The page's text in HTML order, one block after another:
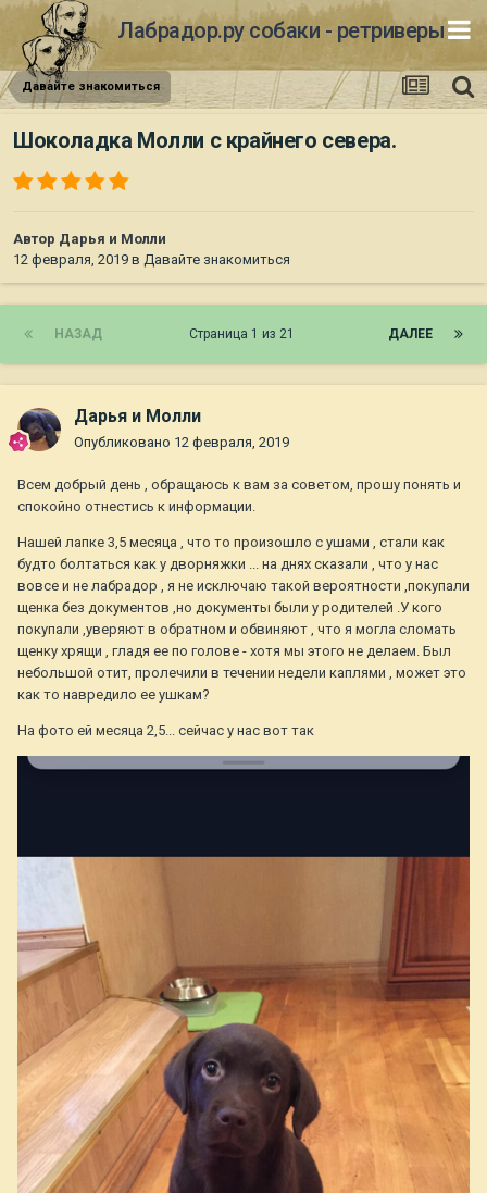
Лабрадор.ру собаки - ретриверы
Давайте знакомиться
Шоколадка Молли с крайнего севера.
Автор Дарья и Молли
12 февраля, 2019 в Давайте знакомиться
НАЗАД ДАЛЕЕ
Страница 1 из 21
Дарья и Молли
Опубликовано 12 февраля, 2019
Всем добрый день , обращаюсь к вам за советом, прошу понять и
спокойно отнестись к информации.
Нашей лапке 3,5 месяца , что то произошло с ушами , стали как
будто болтаться как у дворняжки ... на днях сказали , что у нас
вовсе и не лабрадор , я не исключаю такой вероятности ,покупали
щенка без документов ,но документы были у родителей .У кого
покупали ,уверяют в обратном и обвиняют , что я могла сломать
щенку хрящи , гладя ее по голове - хотя мы этого не делаем. Был
небольшой отит, пролечили в течении недели каплями , может это
как то навредило ее ушкам?
На фото ей месяца 2,5... сейчас у нас вот так